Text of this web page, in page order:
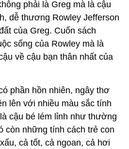
phải là Greg mà là cậu
dễ thương Rowley Jefferson
của Greg. Cuốn sách
sống của Rowley mà là
về cậu bạn thân nhất của
phần hồn nhiên, ngây thơ
lên với nhiều màu sắc tính
cậu bé lém lỉnh như thường
còn những tính cách trẻ con
cả tốt, cả ngoan, cả hơi